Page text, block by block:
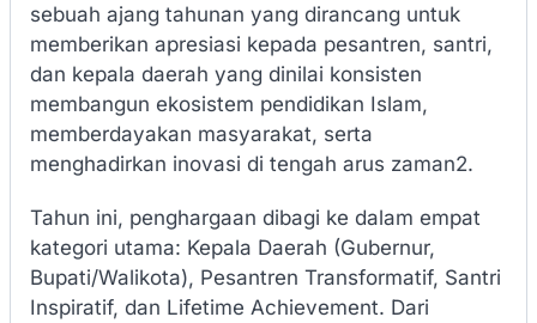
sebuah ajang tahunan yang dirancang untuk
memberikan apresiasi kepada pesantren, santri,
dan kepala daerah yang dinilai konsisten
membangun ekosistem pendidikan Islam,
memberdayakan masyarakat, serta
menghadirkan inovasi di tengah arus zaman2.
Tahun ini, penghargaan dibagi ke dalam empat
kategori utama: Kepala Daerah (Gubernur,
Bupati/Walikota), Pesantren Transformatif, Santri
Inspiratif, dan Lifetime Achievement. Dari